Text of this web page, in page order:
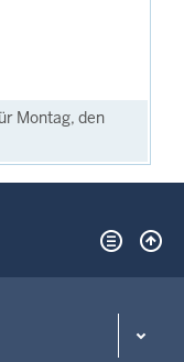
Montag, den